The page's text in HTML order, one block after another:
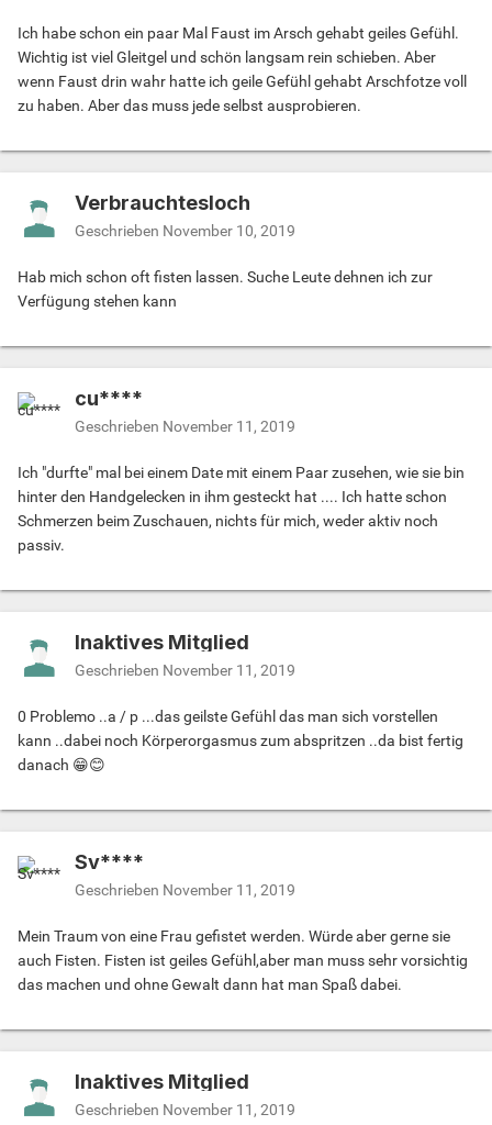
Ich habe schon ein paar Mal Faust im Arsch gehabt geiles Gefühl.
Wichtig ist viel Gleitgel und schön langsam rein schieben. Aber
wenn Faust drin wahr hatte ich geile Gefühl gehabt Arschfotze voll
zu haben. Aber das muss jede selbst ausprobieren.
Verbrauchtesloch
Geschrieben November 10, 2019
Hab mich schon oft fisten lassen. Suche Leute dehnen ich zur
Verfügung stehen kann
cu****
Geschrieben November 11, 2019
Ich "durfte" mal bei einem Date mit einem Paar zusehen, wie sie bin
hinter den Handgelecken in ihm gesteckt hat .... Ich hatte schon
Schmerzen beim Zuschauen, nichts für mich, weder aktiv noch
passiv.
Inaktives Mitglied
Geschrieben November 11, 2019
0 Problemo ..a / p ...das geilste Gefühl das man sich vorstellen
kann ..dabei noch Körperorgasmus zum abspritzen ..da bist fertig
danach 😁😊
Sv****
Geschrieben November 11, 2019
Mein Traum von eine Frau gefistet werden. Würde aber gerne sie
auch Fisten. Fisten ist geiles Gefühl,aber man muss sehr vorsichtig
das machen und ohne Gewalt dann hat man Spaß dabei.
Inaktives Mitglied
Geschrieben November 11, 2019